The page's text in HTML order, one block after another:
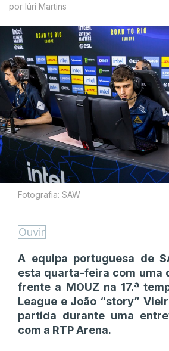
por Iúri Martins
Fotografia: SAW
Ouvir
A equipa portuguesa de
esta quarta-feira com uma
frente a MOUZ na 17.ª
League e João “story”
partida durante uma
com a RTP Arena.